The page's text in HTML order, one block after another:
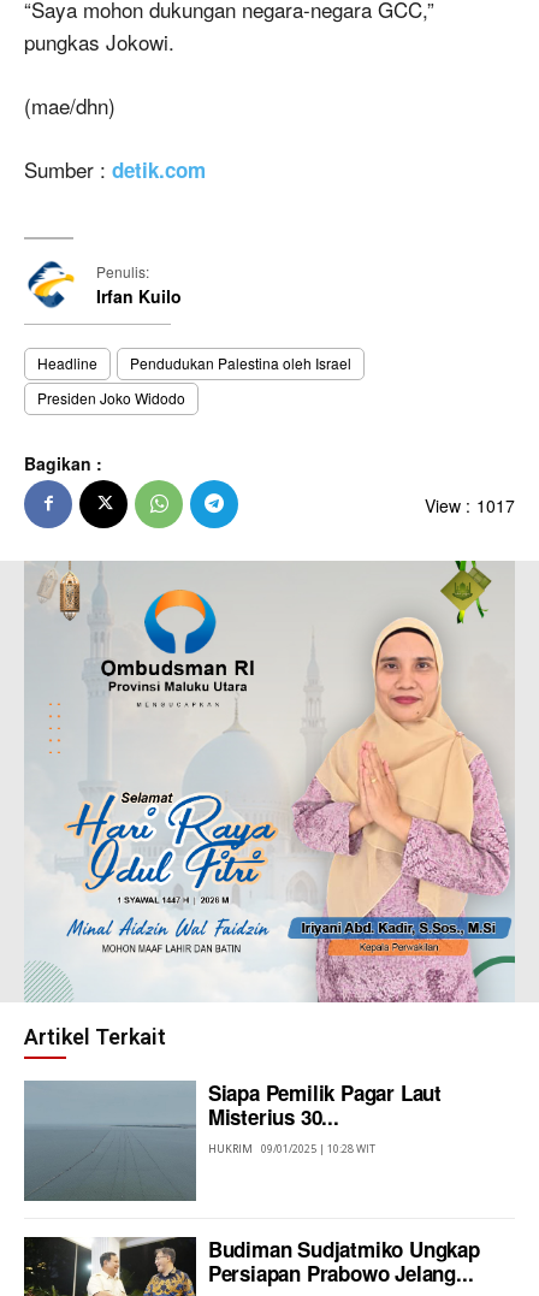
“Saya mohon dukungan negara-negara GCC,”
pungkas Jokowi.
(mae/dhn)
Sumber : detik.com
Penulis:
Irfan Kuilo
Headline
Pendudukan Palestina oleh Israel
Presiden Joko Widodo
Bagikan :
View : 1017
Artikel Terkait
Siapa Pemilik Pagar Laut
Misterius 30...
HUKRIM 09/01/2025 | 10:28 WIT
Budiman Sudjatmiko Ungkap
Persiapan Prabowo Jelang...